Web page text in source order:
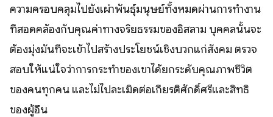
ความครอบคลุมไปยังเผ่าพันธุ์มนุษย์ทั้งหมดผ่านการทำงาน
ที่สอดคล้องกับคุณค่าทางจริยธรรมของอิสลาม บุคคลนั้นจะ
ต้องมุ่งมั่นที่จะเข้าไปสร้างประโยชน์เชิงบวกแก่สังคม ตรวจ
สอบให้แน่ใจว่าการกระทำของเขาได้ยกระดับคุณภาพชีวิต
ของคนทุกคน และไม่ไปละเมิดต่อเกียรติศักดิ์ศรีและสิทธิ
ของผู้อื่น